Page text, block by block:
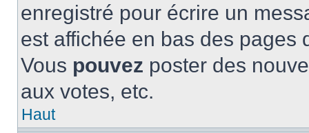
enregistré pour écrire un
est affichée en bas des pages
Vous pouvez poster des
aux votes, etc.
Haut